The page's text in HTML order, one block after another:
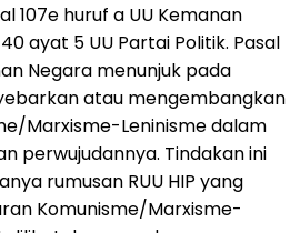
107e huruf a UU Kemanan
ayat 5 UU Partai Politik. Pasal
Negara menunjuk pada
atau mengembangkan
Marxisme-Leninisme dalam
perwujudannya. Tindakan ini
rumusan RUU HIP yang
Komunisme/Marxisme-